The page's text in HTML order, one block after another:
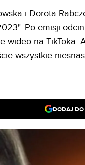
i Dorota
Po emisji
wideo na TikToka.
wszystkie
DODAJ DO